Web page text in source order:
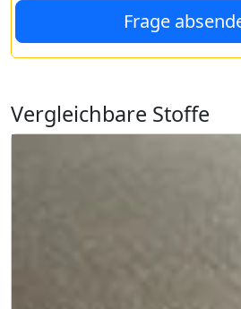
Frage
Vergleichbare Stoffe